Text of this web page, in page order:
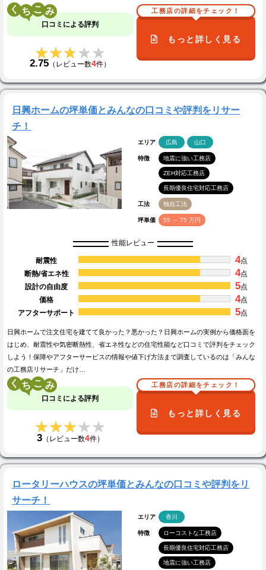
く こ
口コミによる評判
★★★★★
★★★★★
2.75 （レビュー数4件）
工務店の詳細をチェック！
もっと詳しく見る
日興ホームの坪単価とみんなの口コミや評判をリサー
チ！
エリア 広島 山口
特徴 地震に強い工務店
ZEH対応工務店
長期優良住宅対応工務店
工法 独自工法
坪単価 55 ～ 75 万円
性能レビュー
耐震性 4点
断熱/省エネ性
4点
設計の自由度
5点
価格
4点
アフターサポート
5点
日興ホームで注文住宅を建てて良かった？悪かった？日興ホームの実例から価格面を
はじめ、耐震性や気密断熱性、省エネ性などの住宅性能など口コミで評判をチェック
しよう！保障やアフターサービスの情報や値下げ方法まで調査しているのは「みんな
の工務店リサーチ」だけ…
く こ
口コミによる評判
★★★★★
★★★★★
3（レビュー数4件）
工務店の詳細をチェック！
もっと詳しく見る
ロータリーハウスの坪単価とみんなの口コミや評判をリ
サーチ！
エリア 香川
特徴 ローコストな工務店
長期優良住宅対応工務店
地震に強い工務店